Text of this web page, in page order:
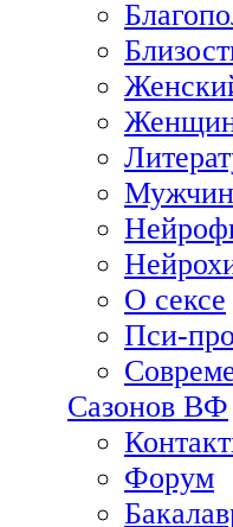
О сексе
Пси-
Сазонов ВФ
Форум